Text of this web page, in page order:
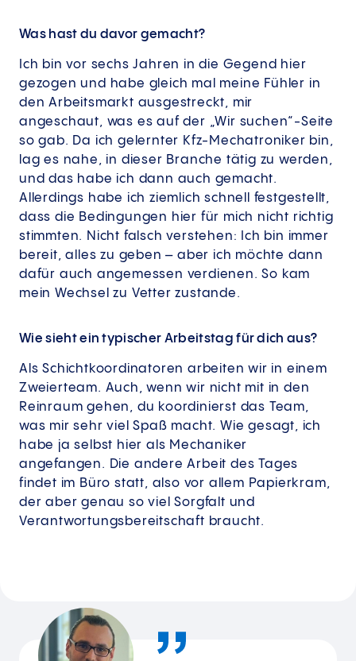
Was hast du davor gemacht?
Ich bin vor sechs Jahren in die Gegend hier
gezogen und habe gleich mal meine Fühler in
den Arbeitsmarkt ausgestreckt, mir
angeschaut, was es auf der „Wir suchen“-Seite
so gab. Da ich gelernter Kfz-Mechatroniker bin,
lag es nahe, in dieser Branche tätig zu werden,
und das habe ich dann auch gemacht.
Allerdings habe ich ziemlich schnell festgestellt,
dass die Bedingungen hier für mich nicht richtig
stimmten. Nicht falsch verstehen: Ich bin immer
bereit, alles zu geben – aber ich möchte dann
dafür auch angemessen verdienen. So kam
mein Wechsel zu Vetter zustande.
Wie sieht ein typischer Arbeitstag für dich aus?
Als Schichtkoordinatoren arbeiten wir in einem
Zweierteam. Auch, wenn wir nicht mit in den
Reinraum gehen, du koordinierst das Team,
was mir sehr viel Spaß macht. Wie gesagt, ich
habe ja selbst hier als Mechaniker
angefangen. Die andere Arbeit des Tages
findet im Büro statt, also vor allem Papierkram,
der aber genau so viel Sorgfalt und
Verantwortungsbereitschaft braucht.